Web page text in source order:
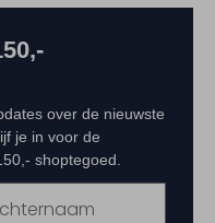
over de nieuwste
je in voor de
shoptegoed.